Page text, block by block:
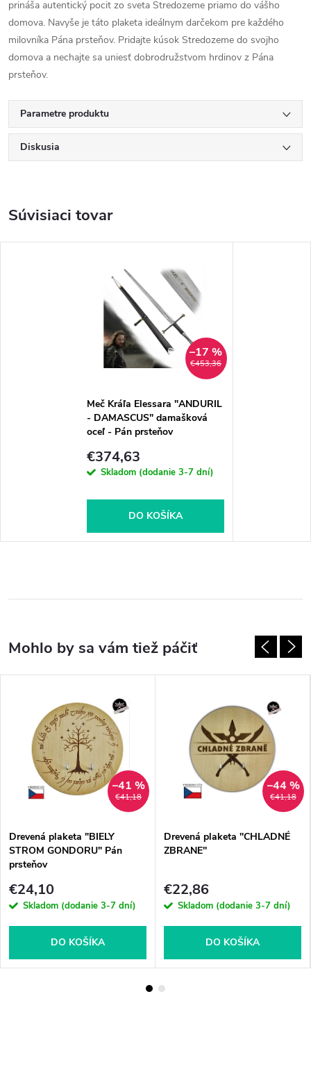
prináša autentický pocit zo sveta Stredozeme priamo do vášho
domova. Navyše je táto plaketa ideálnym darčekom pre každého
milovníka Pána prsteňov. Pridajte kúsok Stredozeme do svojho
domova a nechajte sa uniesť dobrodružstvom hrdinov z Pána
prsteňov.
Parametre produktu
Diskusia
Súvisiaci tovar
€453,36
–17 %
Meč Kráľa Elessara "ANDURIL
- DAMASCUS" damašková
oceľ - Pán prsteňov
€374,63
Skladom (dodanie 3-7 dní)
DO KOŠÍKA
€41,18
–41 %
Drevená plaketa "BIELY
STROM GONDORU" Pán
prsteňov
€24,10
Skladom (dodanie 3-7 dní)
DO KOŠÍKA
€41,18
–44 %
Drevená plaketa ''CHLADNÉ
ZBRANE''
€22,86
Skladom (dodanie 3-7 dní)
DO KOŠÍKA